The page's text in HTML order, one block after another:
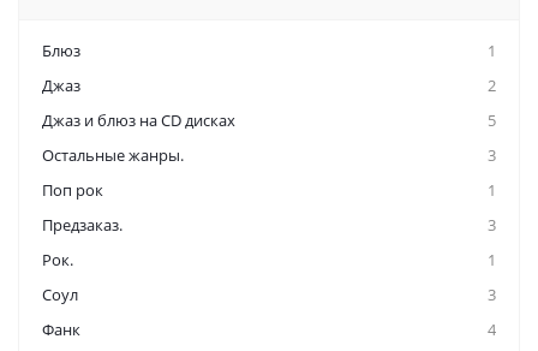
Блюз
1
Джаз
2
Джаз и блюз на CD дисках
5
Остальные жанры.
3
Поп рок
1
Предзаказ.
3
Рок.
1
Соул
3
Фанк
4